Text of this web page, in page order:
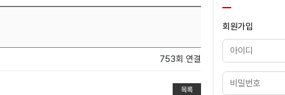
753회 연결
목록
회원가입